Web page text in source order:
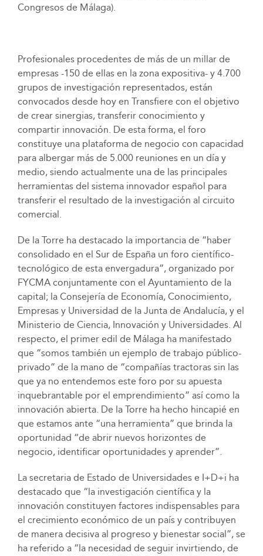
Congresos de Málaga).
Profesionales procedentes de más de un millar de
empresas -150 de ellas en la zona expositiva- y 4.700
grupos de investigación representados, están
convocados desde hoy en Transfiere con el objetivo
de crear sinergias, transferir conocimiento y
compartir innovación. De esta forma, el foro
constituye una plataforma de negocio con capacidad
para albergar más de 5.000 reuniones en un día y
medio, siendo actualmente una de las principales
herramientas del sistema innovador español para
transferir el resultado de la investigación al circuito
comercial.
De la Torre ha destacado la importancia de “haber
consolidado en el Sur de España un foro científico-
tecnológico de esta envergadura”, organizado por
FYCMA conjuntamente con el Ayuntamiento de la
capital; la Consejería de Economía, Conocimiento,
Empresas y Universidad de la Junta de Andalucía, y el
Ministerio de Ciencia, Innovación y Universidades. Al
respecto, el primer edil de Málaga ha manifestado
que “somos también un ejemplo de trabajo público-
privado” de la mano de “compañías tractoras sin las
que ya no entendemos este foro por su apuesta
inquebrantable por el emprendimiento” así como la
innovación abierta. De la Torre ha hecho hincapié en
que estamos ante “una herramienta” que brinda la
oportunidad “de abrir nuevos horizontes de
negocio, identificar oportunidades y aprender”.
La secretaria de Estado de Universidades e I+D+i ha
destacado que “la investigación científica y la
innovación constituyen factores indispensables para
el crecimiento económico de un país y contribuyen
de manera decisiva al progreso y bienestar social”, se
ha referido a “la necesidad de seguir invirtiendo, de